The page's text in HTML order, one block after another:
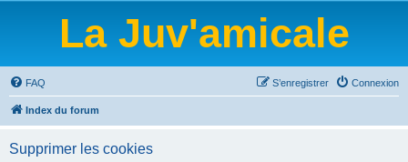
La Juv'amicale
FAQ Connexion
S’enregistrer
Index du forum
Supprimer les cookies